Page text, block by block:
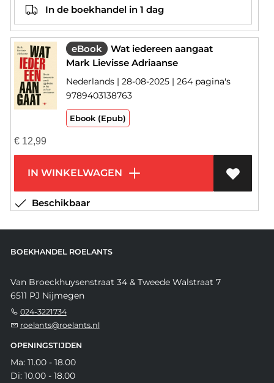
In de boekhandel in 1 dag
eBook
Wat iedereen aangaat
Mark Lievisse Adriaanse
Nederlands | 28-08-2025 | 264 pagina's
9789403138763
Ebook (Epub)
€12,99
IN WINKELWAGEN
Beschikbaar
BOEKHANDEL ROELANTS
Van Broeckhuysenstraat 34 & Tweede Walstraat 7
6511 PJ Nijmegen
024-3221734
roelants@roelants.nl
OPENINGSTIJDEN
Ma: 11.00 - 18.00
Di: 10.00 - 18.00